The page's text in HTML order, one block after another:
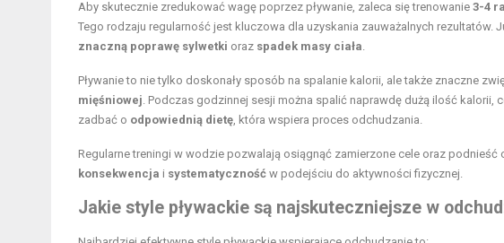
Aby skutecznie zredukować wagę poprzez pływanie, zaleca się trenowanie 3-4
Tego rodzaju regularność jest kluczowa dla uzyskania zauważalnych rezultatów.
znaczną poprawę sylwetki oraz spadek masy ciała.
Pływanie to nie tylko doskonały sposób na spalanie kalorii, ale także znaczne
mięśniowej. Podczas godzinnej sesji można spalić naprawdę dużą ilość kalorii,
zadbać o odpowiednią dietę, która wspiera proces odchudzania.
Regularne treningi w wodzie pozwalają osiągnąć zamierzone cele oraz podnieść
konsekwencja i systematyczność w podejściu do aktywności fizycznej.
Jakie style pływackie są najskuteczniejsze w